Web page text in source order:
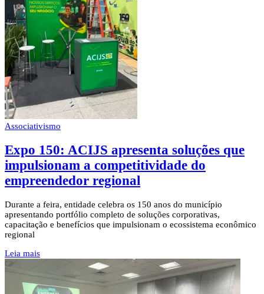
Associativismo
Expo 150: ACIJS apresenta soluções que
impulsionam a competitividade do
empreendedor regional
Durante a feira, entidade celebra os 150 anos do município
apresentando portfólio completo de soluções corporativas,
capacitação e benefícios que impulsionam o ecossistema econômico
regional
Leia mais